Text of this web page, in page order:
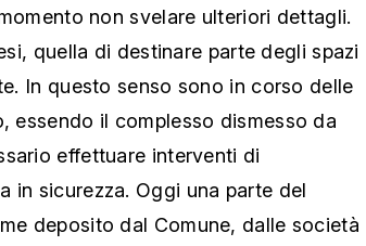
non svelare ulteriori dettagli.
quella di destinare parte degli spazi
In questo senso sono in corso delle
essendo il complesso dismesso da
effettuare interventi di
in sicurezza. Oggi una parte del
deposito dal Comune, dalle società